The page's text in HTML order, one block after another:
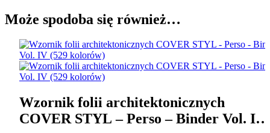
Może spodoba się również…
Wzornik folii architektonicznych
COVER STYL – Perso – Binder Vol. IV